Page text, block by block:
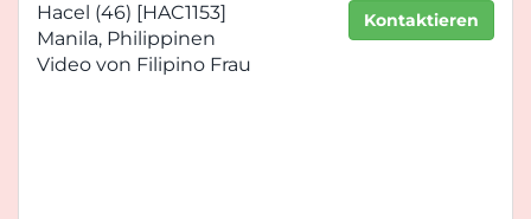
Kontaktieren
Hacel (46) [HAC1153]
Manila, Philippinen
Video von Filipino Frau